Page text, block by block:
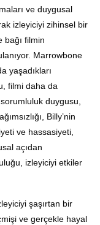
ve duygusal
izleyiciyi zihinsel bir
bağı filmin
Marrowbone
yaşadıkları
filmi daha da
duygusu,
Billy’nin
ve hassasiyeti,
açıdan
izleyiciyi etkiler
şaşırtan bir
ve gerçekle hayal